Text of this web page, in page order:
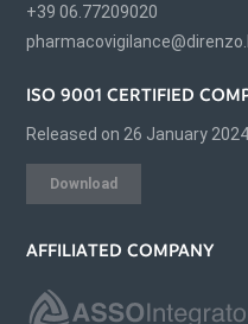
+39 06.77209020
ISO 9001 CERTIFIED
Released on 26 January 2024
Download
AFFILIATED COMPANY